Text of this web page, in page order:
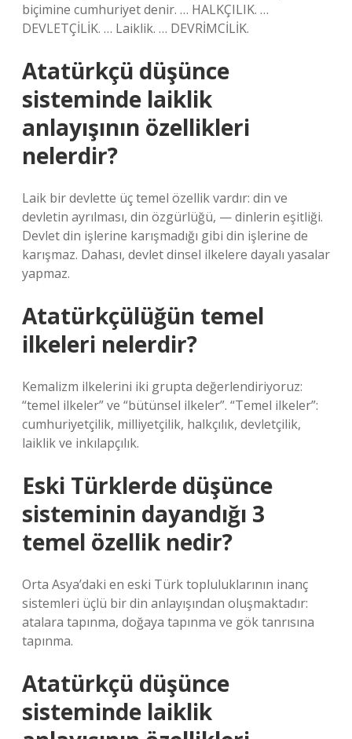
biçimine cumhuriyet denir. … HALKÇILIK. …
DEVLETÇİLİK. … Laiklik. … DEVRİMCİLİK.
Atatürkçü düşünce
sisteminde laiklik
anlayışının özellikleri
nelerdir?
Laik bir devlette üç temel özellik vardır: din ve
devletin ayrılması, din özgürlüğü, — dinlerin eşitliği.
Devlet din işlerine karışmadığı gibi din işlerine de
karışmaz. Dahası, devlet dinsel ilkelere dayalı yasalar
yapmaz.
Atatürkçülüğün temel
ilkeleri nelerdir?
Kemalizm ilkelerini iki grupta değerlendiriyoruz:
“temel ilkeler” ve “bütünsel ilkeler”. “Temel ilkeler”:
cumhuriyetçilik, milliyetçilik, halkçılık, devletçilik,
laiklik ve inkılapçılık.
Eski Türklerde düşünce
sisteminin dayandığı 3
temel özellik nedir?
Orta Asya’daki en eski Türk topluluklarının inanç
sistemleri üçlü bir din anlayışından oluşmaktadır:
atalara tapınma, doğaya tapınma ve gök tanrısına
tapınma.
Atatürkçü düşünce
sisteminde laiklik